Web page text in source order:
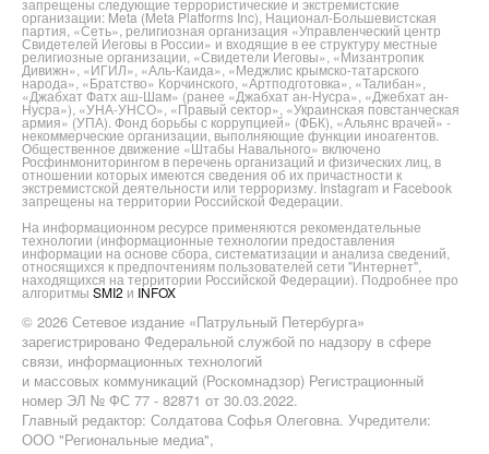
запрещены следующие террористические и экстремистские
организации: Meta (Meta Platforms Inc), Национал-Большевистская
партия, «Сеть», религиозная организация «Управленческий центр
Свидетелей Иеговы в России» и входящие в ее структуру местные
религиозные организации, «Свидетели Иеговы», «Мизантропик
Дивижн», «ИГИЛ», «Аль-Каида», «Меджлис крымско-татарского
народа», «Братство» Корчинского, «Артподготовка», «Талибан»,
«Джабхат Фатх аш-Шам» (ранее «Джабхат ан-Нусра», «Джебхат ан-
Нусра»), «УНА-УНСО», «Правый сектор», «Украинская повстанческая
армия» (УПА). Фонд борьбы с коррупцией» (ФБК), «Альянс врачей» -
некоммерческие организации, выполняющие функции иноагентов.
Общественное движение «Штабы Навального» включено
Росфинмониторингом в перечень организаций и физических лиц, в
отношении которых имеются сведения об их причастности к
экстремистской деятельности или терроризму. Instagram и Facebook
запрещены на территории Российской Федерации.
На информационном ресурсе применяются рекомендательные
технологии (информационные технологии предоставления
информации на основе сбора, систематизации и анализа сведений,
относящихся к предпочтениям пользователей сети "Интернет",
находящихся на территории Российской Федерации). Подробнее про
алгоритмы SMI2 и INFOX
© 2026 Сетевое издание «Патрульный Петербурга»
зарегистрировано Федеральной службой по надзору в сфере
связи, информационных технологий
и массовых коммуникаций (Роскомнадзор) Регистрационный
номер ЭЛ № ФС 77 - 82871 от 30.03.2022.
Главный редактор: Солдатова Софья Олеговна. Учредители:
ООО "Региональные медиа",